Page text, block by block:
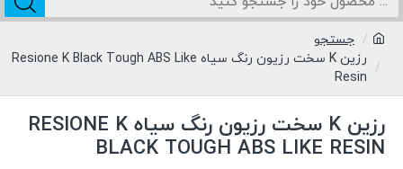
جستجو
رزین K سخت رزیون رنگ سیاه Resione K Black Tough ABS Like
Resin
رزین K سخت رزیون رنگ سیاه RESIONE K
BLACK TOUGH ABS LIKE RESIN